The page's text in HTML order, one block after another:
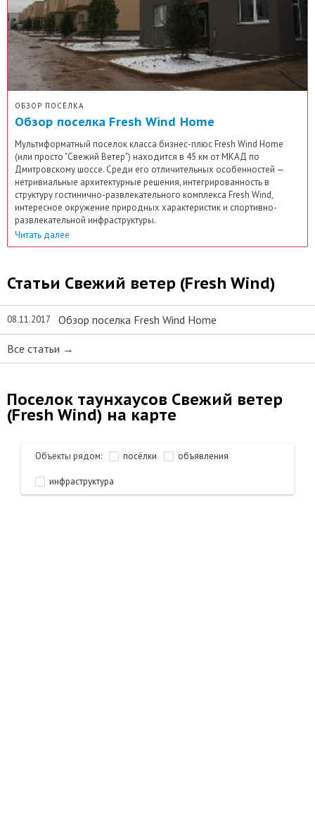
ОБЗОР ПОСЁЛКА
Обзор поселка Fresh Wind Home
Мультиформатный поселок класса бизнес-плюс Fresh Wind Home
(или просто "Свежий Ветер") находится в 45 км от МКАД по
Дмитровскому шоссе. Среди его отличительных особенностей —
нетривиальные архитектурные решения, интегрированность в
структуру гостинично-развлекательного комплекса Fresh Wind,
интересное окружение природных характеристик и спортивно-
развлекательной инфраструктуры.
Читать далее
Статьи Свежий ветер (Fresh Wind)
08.11.2017 Обзор поселка Fresh Wind Home
Все статьи →
Поселок таунхаусов Свежий ветер
(Fresh Wind) на карте
Объекты рядом: посёлки объявления
инфраструктура